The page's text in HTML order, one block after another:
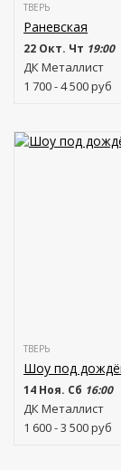
ТВЕРЬ
Раневская
22 Окт. Чт 19:00
ДК Металлист
1 700 - 4 500руб
ТВЕРЬ
Шоу под
14 Ноя. Сб 16:00
ДК Металлист
1 600 - 3 500руб